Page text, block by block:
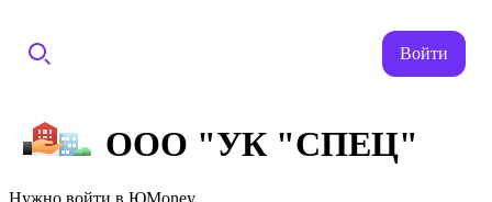
Войти
ООО "УК "СПЕЦ"
Нужно войти в ЮMoney